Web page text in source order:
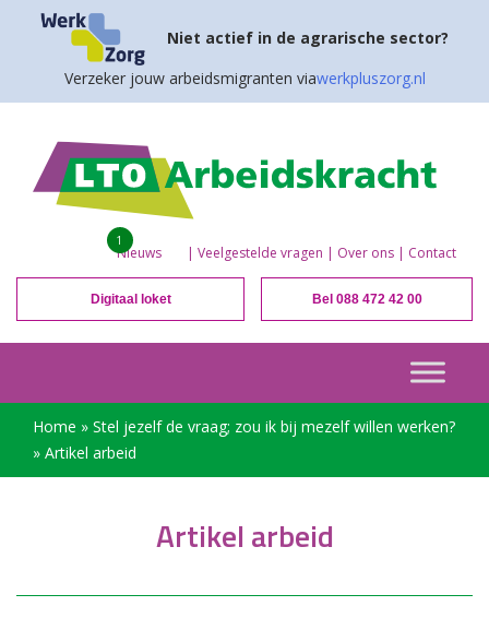
Niet actief in de agrarische sector?
Verzeker jouw arbeidsmigranten viawerkpluszorg.nl
Nieuws
1
| Veelgestelde vragen | Over ons | Contact
Digitaal loket Bel 088 472 42 00
Home » Stel jezelf de vraag; zou ik bij mezelf willen werken?
» Artikel arbeid
Artikel arbeid